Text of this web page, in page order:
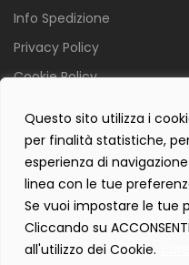
Questo sito utilizza i
per finalità statistiche,
esperienza di
linea con le tue
Se vuoi impostare le tue
Cliccando su
all'utilizzo dei Cookie.
Info Spedizione
Privacy Policy
Cookie Policy
Copyright 2019 ©
Powered with